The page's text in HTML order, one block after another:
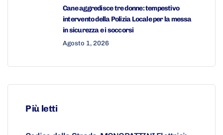
Cane aggredisce tre donne: tempestivo
intervento della Polizia Locale per la messa
in sicurezza e i soccorsi
Agosto 1, 2026
Più letti